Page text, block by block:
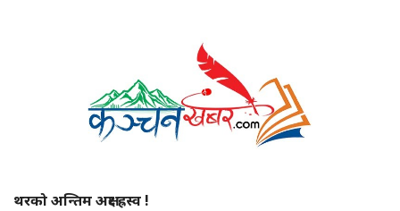
थरको अन्तिम अक्षर ह्रस्व !